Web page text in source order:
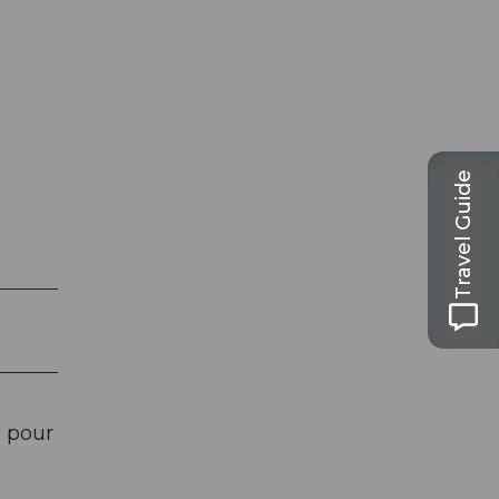
pour
Travel Guide